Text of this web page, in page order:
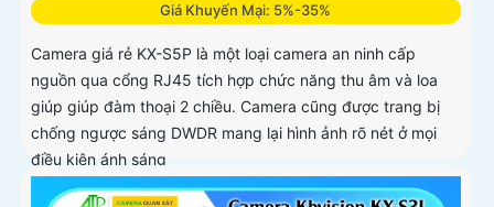
Giá Khuyến Mại: 5%-35%
Camera giá rẻ KX-S5P là một loại camera an ninh cấp
nguồn qua cổng RJ45 tích hợp chức năng thu âm và loa
giúp giúp đàm thoại 2 chiều. Camera cũng được trang bị
chống ngược sáng DWDR mang lại hình ảnh rõ nét ở mọi
điều kiện ánh sáng